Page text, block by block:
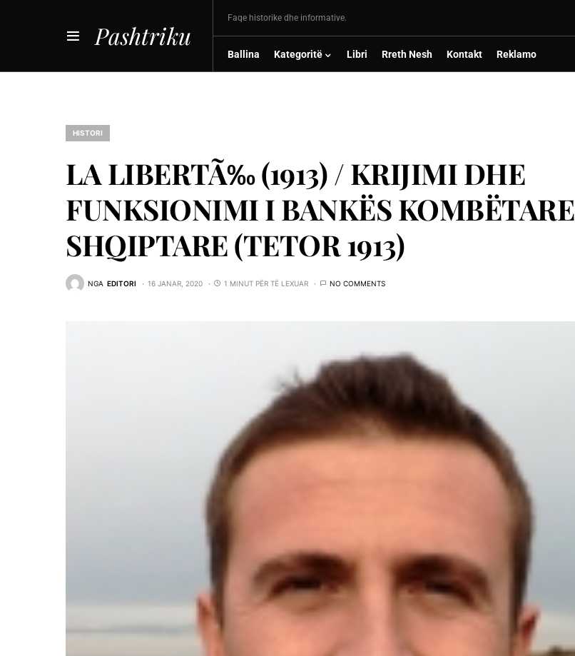
Pashtriku
Faqe historike dhe informative.
Ballina Kategoritë Libri Rreth Nesh Kontakt Reklamo
HISTORI
LA LIBERTÃ‰ (1913) / KRIJIMI DHE
FUNKSIONIMI I BANKËS KOMBËTARE
SHQIPTARE (TETOR 1913)
NGA EDITORI 16 JANAR, 2020 1 MINUT PËR TË LEXUAR NO COMMENTS